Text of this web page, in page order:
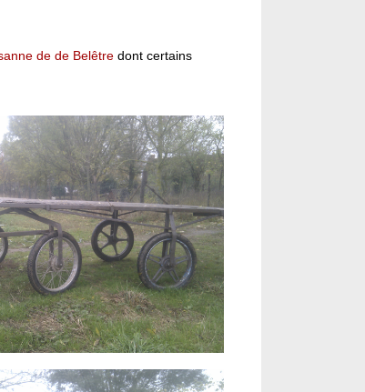
de de Belêtre dont certains